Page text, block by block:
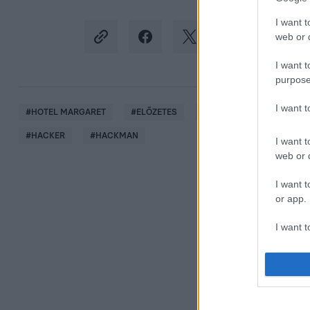
I want
web or
I want
I want
I want
web or
I want
or app.
I want
I want
#HOTEL MARGARET #ELŐZETES #
#HACKER #HACKMAN